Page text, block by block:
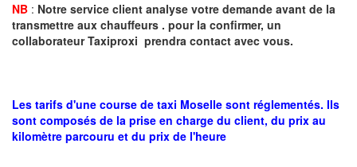
NB : Notre service client analyse votre demande avant de la
transmettre aux chauffeurs . pour la confirmer, un
collaborateur Taxiproxi prendra contact avec vous.
Les tarifs d'une course de taxi Moselle sont réglementés. Ils
sont composés de la prise en charge du client, du prix au
kilomètre parcouru et du prix de l'heure